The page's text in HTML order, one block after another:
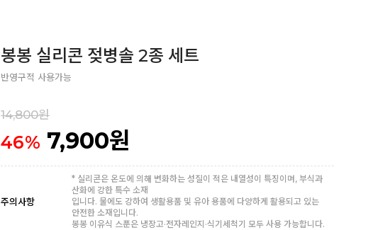
봉봉 실리콘 젖병솔 2종 세트
반영구적 사용가능
14,800원
46% 7,900원
주의사항
* 실리콘은 온도에 의해 변화하는 성질이 적은 내열성이 특징이며, 부식과
산화에 강한 특수 소재
입니다. 물에도 강하여 생활용품 및 유아 용품에 다양하게 활용되고 있는
안전한 소재입니다.
봉봉 이유식 스푼은 냉장고·전자레인지·식기세척기 모두 사용 가능합니다.